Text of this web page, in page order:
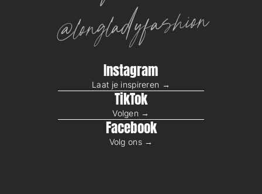
@longladyfashion
Instagram
Laat je inspireren →
TikTok
Volgen →
Facebook
Volg ons →